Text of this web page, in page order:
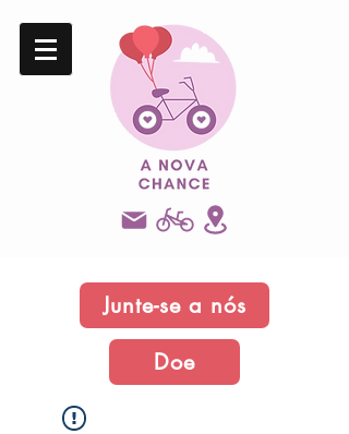
Junte-se a nós
Doe